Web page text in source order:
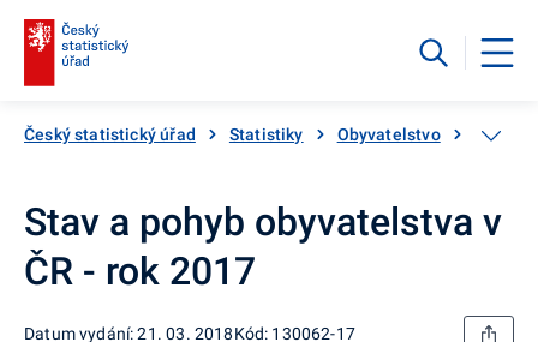
Český statistický úřad Statistiky Obyvatelstvo
Stav a pohyb obyvatelstva v
ČR - rok 2017
Datum vydání: 21. 03. 2018Kód: 130062-17